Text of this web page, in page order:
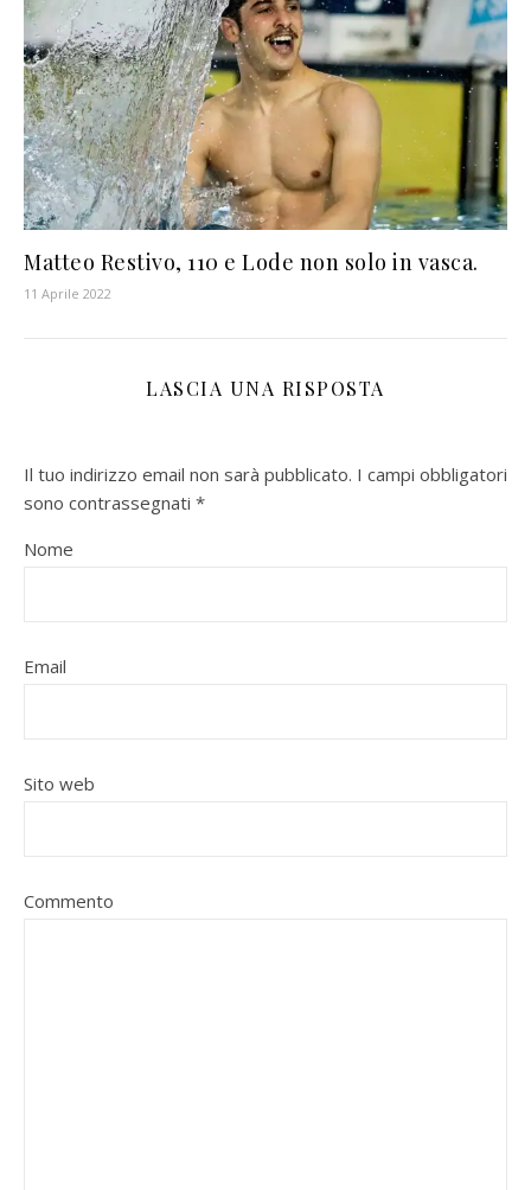
Matteo Restivo, 110 e Lode non solo in vasca.
11 Aprile 2022
LASCIA UNA RISPOSTA
Il tuo indirizzo email non sarà pubblicato. I campi obbligatori
sono contrassegnati *
Nome
Email
Sito web
Commento